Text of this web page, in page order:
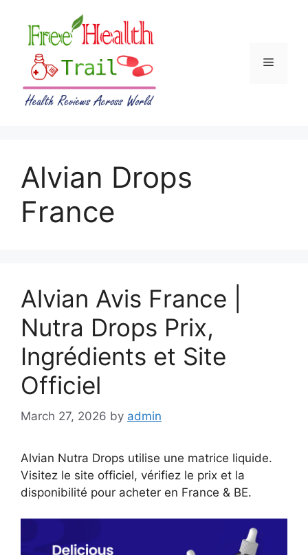
content
Menu
Alvian Drops
France
Alvian Avis France |
Nutra Drops Prix,
Ingrédients et Site
Officiel
March 27, 2026 by admin
Alvian Nutra Drops utilise une matrice liquide.
Visitez le site officiel, vérifiez le prix et la
disponibilité pour acheter en France & BE.